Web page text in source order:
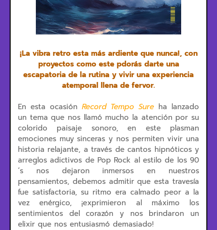
¡La vibra retro esta más ardiente que nunca!, con
proyectos como este pdorás darte una
escapatoria de la rutina y vivir una experiencia
atemporal llena de fervor.
En esta ocasión Record Tempo Sure ha lanzado
un tema que nos llamó mucho la atención por su
colorido paisaje sonoro, en este plasman
emociones muy sinceras y nos permiten vivir una
historia relajante, a través de cantos hipnóticos y
arreglos adictivos de Pop Rock al estilo de los 90
´s nos dejaron inmersos en nuestros
pensamientos, debemos admitir que esta travesía
fue satisfactoria, su ritmo era calmado peor a la
vez enérgico, ¡exprimieron al máximo los
sentimientos del corazón y nos brindaron un
elixir que nos entusiasmó demasiado!